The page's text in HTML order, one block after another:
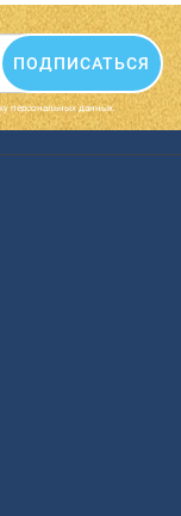
ПОДПИСАТЬСЯ
персональных данных.